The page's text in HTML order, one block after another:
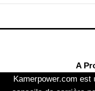
A
Kamerpower.com est